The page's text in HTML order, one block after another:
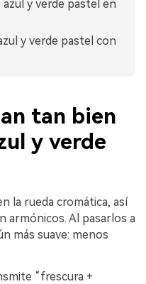
y verde pastel en
y verde pastel con
tan bien
y verde
la rueda cromática, así
armónicos. Al pasarlos a
más suave: menos
“frescura +